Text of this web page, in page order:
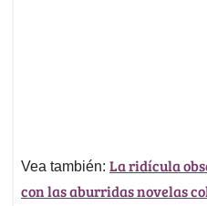
Vea también: La ridícula
con las aburridas novelas